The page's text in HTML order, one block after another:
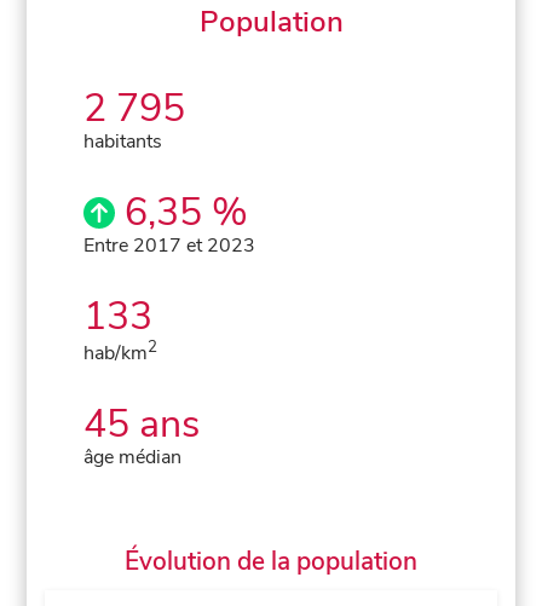
Population
2 795
habitants
6,35 %
Entre 2017 et 2023
133
hab/km2
45 ans
âge médian
Évolution de la population